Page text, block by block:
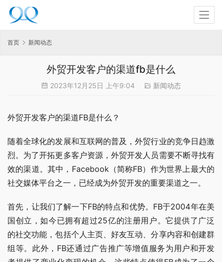
首页 新闻动态
外贸开发客户的渠道fb是什么
2023年12月25日 上午9:04 新闻动态
外贸开发客户的渠道FB是什么？
随着全球化的发展和互联网的普及，外贸行业的竞争日趋激
烈。为了开拓更多客户资源，外贸开发人员需要不断寻找有
效的渠道。其中，Facebook（简称FB）作为世界上最大的
社交媒体平台之一，已经成为外贸开发的重要渠道之一。
首先，让我们了解一下FB的特点和优势。FB于2004年在美
国创立，如今已拥有超过25亿的注册用户。它提供了广泛
的社交功能，包括个人主页、好友互动、分享内容和创建群
组等。此外，FB还通过广告推广等增值服务为用户和开发